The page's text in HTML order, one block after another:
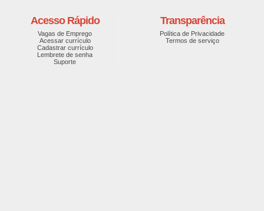
Acesso Rápido
Vagas de Emprego
Acessar currículo
Cadastrar currículo
Lembrete de senha
Suporte
Transparência
Política de Privacidade
Termos de serviço